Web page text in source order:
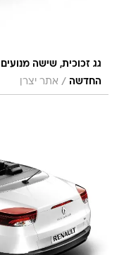
החדשה / אתר יצרן